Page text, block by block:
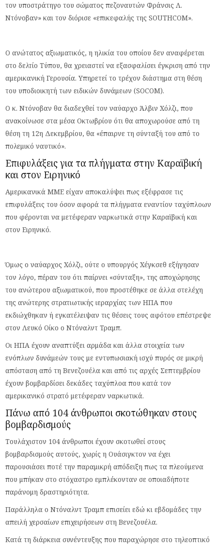
τον υποστράτηγο του σώματος πεζοναυτών Φράνσις Λ.
Ντόνοβαν» και τον διόρισε «επικεφαλής της SOUTHCOM».
Ο ανώτατος αξιωματικός, η ηλικία του οποίου δεν αναφέρεται
στο δελτίο Τύπου, θα χρειαστεί να εξασφαλίσει έγκριση από την
αμερικανική Γερουσία. Υπηρετεί το τρέχον διάστημα στη θέση
του υποδιοικητή των ειδικών δυνάμεων (SOCOM).
Ο κ. Ντόνοβαν θα διαδεχθεί τον ναύαρχο Άλβιν Χόλζι, που
ανακοίνωσε στα μέσα Οκτωβρίου ότι θα αποχωρούσε από τη
θέση τη 12η Δεκεμβρίου, θα «έπαιρνε τη σύνταξή του από το
πολεμικό ναυτικό».
Επιφυλάξεις για τα πλήγματα στην Καραϊβική
και στον Ειρηνικό
Αμερικανικά ΜΜΕ είχαν αποκαλύψει πως εξέφρασε τις
επιφυλάξεις του όσον αφορά τα πλήγματα εναντίον ταχύπλοων
που φέρονται να μετέφεραν ναρκωτικά στην Καραϊβική και
στον Ειρηνικό.
Όμως ο ναύαρχος Χόλζι, ούτε ο υπουργός Χέγκσεθ εξήγησαν
τον λόγο, πέραν του ότι παίρνει «σύνταξη», της αποχώρησης
του ανώτερου αξιωματικού, που προστέθηκε σε άλλα στελέχη
της ανώτερης στρατιωτικής ιεραρχίας των ΗΠΑ που
εκδιώχθηκαν ή εγκατέλειψαν τις θέσεις τους αφότου επέστρεψε
στον Λευκό Οίκο ο Ντόναλντ Τραμπ.
Οι ΗΠΑ έχουν αναπτύξει αρμάδα και άλλα στοιχεία των
ενόπλων δυνάμεών τους με εντυπωσιακή ισχύ πυρός σε μικρή
απόσταση από τη Βενεζουέλα και από τις αρχές Σεπτεμβρίου
έχουν βομβαρδίσει δεκάδες ταχύπλοα που κατά τον
αμερικανικό στρατό μετέφεραν ναρκωτικά.
Πάνω από 104 άνθρωποι σκοτώθηκαν στους
βομβαρδισμούς
Τουλάχιστον 104 άνθρωποι έχουν σκοτωθεί στους
βομβαρδισμούς αυτούς, χωρίς η Ουάσιγκτον να έχει
παρουσιάσει ποτέ την παραμικρή απόδειξη πως τα πλεούμενα
που μπήκαν στο στόχαστρο εμπλέκονταν σε οποιαδήποτε
παράνομη δραστηριότητα.
Παράλληλα ο Ντόναλντ Τραμπ επισείει εδώ κι εβδομάδες την
απειλή χερσαίων επιχειρήσεων στη Βενεζουέλα.
Κατά τη διάρκεια συνέντευξης που παραχώρησε στο τηλεοπτικό